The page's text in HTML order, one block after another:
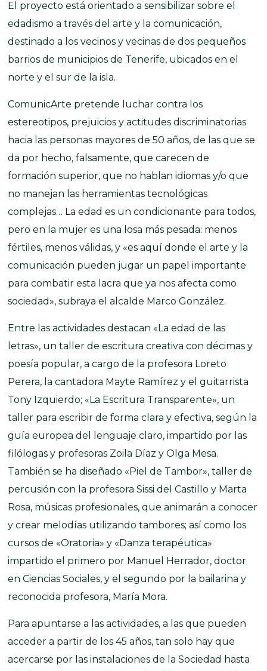
El proyecto está orientado a sensibilizar sobre el
edadismo a través del arte y la comunicación,
destinado a los vecinos y vecinas de dos pequeños
barrios de municipios de Tenerife, ubicados en el
norte y el sur de la isla.
ComunicArte pretende luchar contra los
estereotipos, prejuicios y actitudes discriminatorias
hacia las personas mayores de 50 años, de las que se
da por hecho, falsamente, que carecen de
formación superior, que no hablan idiomas y/o que
no manejan las herramientas tecnológicas
complejas… La edad es un condicionante para todos,
pero en la mujer es una losa más pesada: menos
fértiles, menos válidas, y «es aquí donde el arte y la
comunicación pueden jugar un papel importante
para combatir esta lacra que ya nos afecta como
sociedad», subraya el alcalde Marco González.
Entre las actividades destacan «La edad de las
letras», un taller de escritura creativa con décimas y
poesía popular, a cargo de la profesora Loreto
Perera, la cantadora Mayte Ramírez y el guitarrista
Tony Izquierdo; «La Escritura Transparente», un
taller para escribir de forma clara y efectiva, según la
guía europea del lenguaje claro, impartido por las
filólogas y profesoras Zoila Díaz y Olga Mesa.
También se ha diseñado «Piel de Tambor», taller de
percusión con la profesora Sissi del Castillo y Marta
Rosa, músicas profesionales, que animarán a conocer
y crear melodías utilizando tambores; así como los
cursos de «Oratoria» y «Danza terapéutica»
impartido el primero por Manuel Herrador, doctor
en Ciencias Sociales, y el segundo por la bailarina y
reconocida profesora, María Mora.
Para apuntarse a las actividades, a las que pueden
acceder a partir de los 45 años, tan solo hay que
acercarse por las instalaciones de la Sociedad hasta